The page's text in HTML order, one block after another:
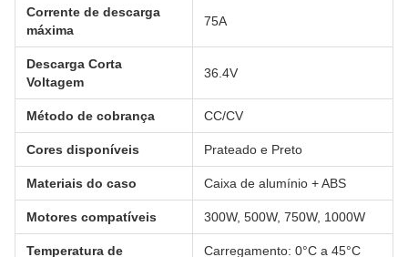
Corrente de descarga
máxima
75A
Descarga Corta
Voltagem
36.4V
Método de cobrança CC/CV
Cores disponíveis Prateado e Preto
Materiais do caso Caixa de alumínio + ABS
Motores compatíveis 300W, 500W, 750W, 1000W
Temperatura de
Carregamento: 0°C a 45°C